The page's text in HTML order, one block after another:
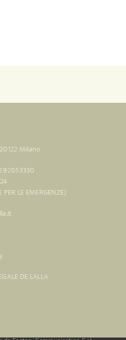
Milano
LE EMERGENZE)
DE LALLA